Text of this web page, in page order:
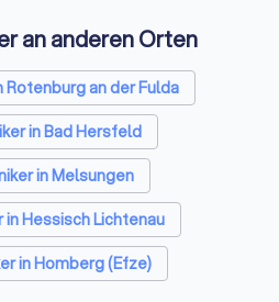
an anderen Orten
Rotenburg an der Fulda
in Bad Hersfeld
in Melsungen
Hessisch Lichtenau
in Homberg (Efze)